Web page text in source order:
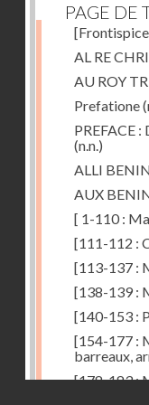
PAGE DE
AL RE
AU ROY
Prefatione
PREFACE
(n.n.)
ALLI
AUX
[ 1-110 :
[111-112 :
[113-137 :
[138-139 :
[140-153 :
[154-177 :
barreaux,
[178-183 :